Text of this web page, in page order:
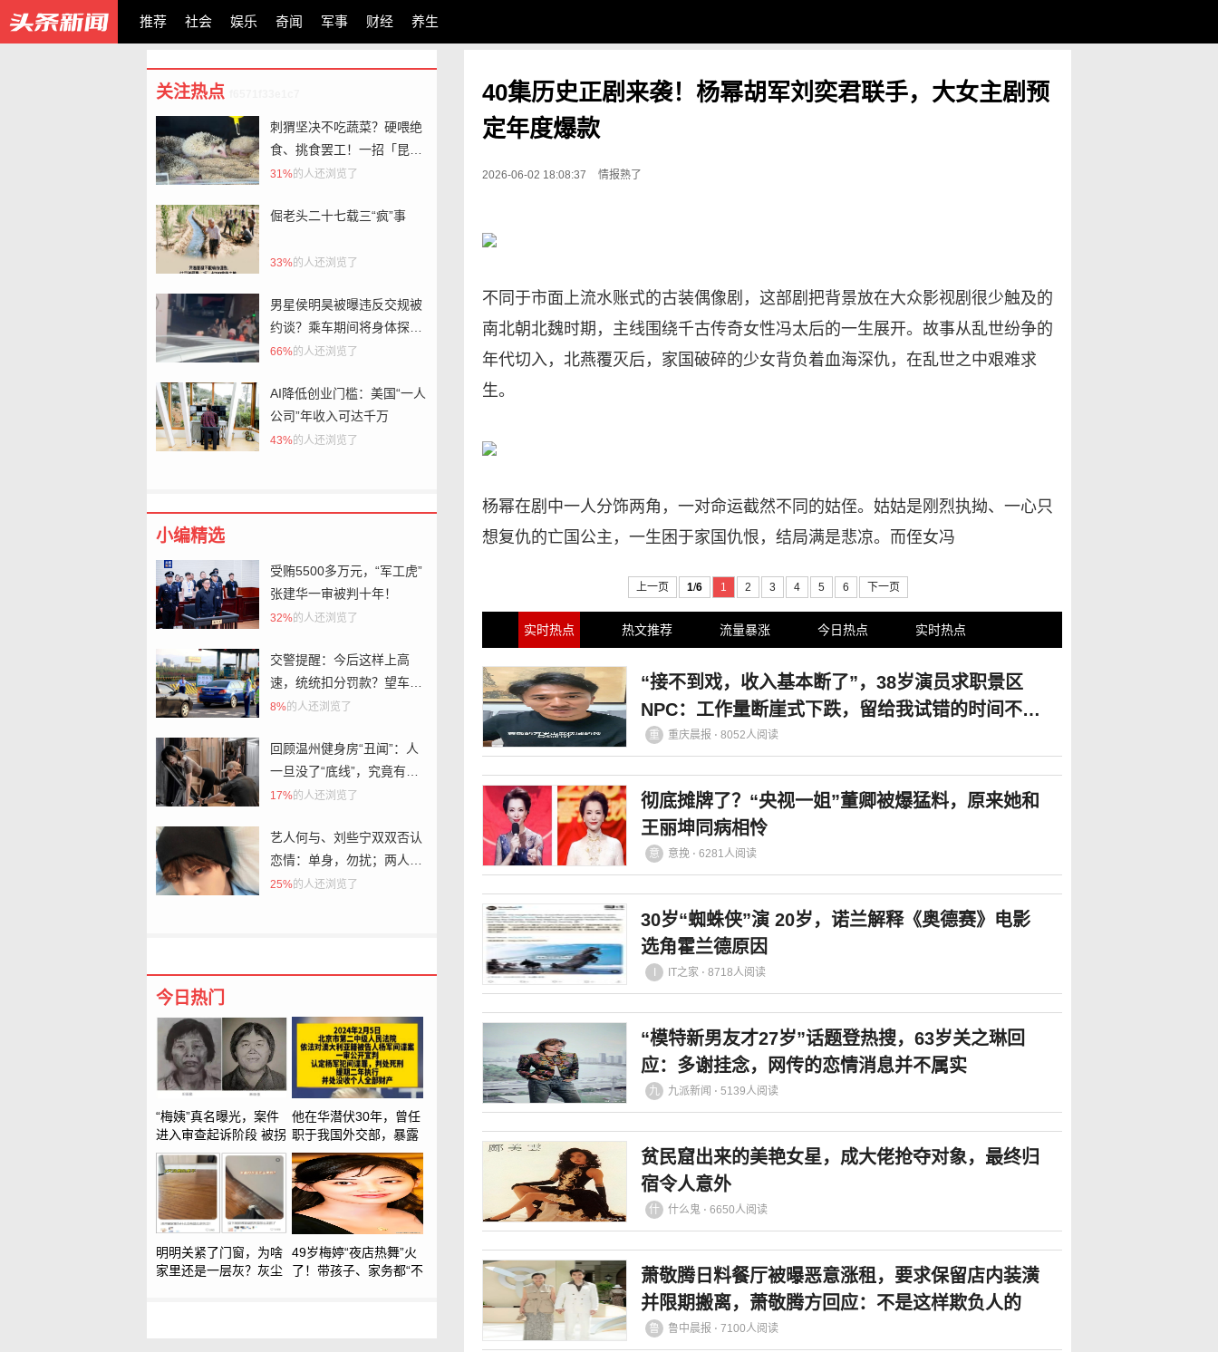
推荐 社会 娱乐 奇闻 军事 财经 养生
关注热点
刺猬坚决不吃蔬菜？硬喂绝
食、挑食罢工！一招「昆虫
泥拌菜」轻松驯食
31%的人还浏览了
倔老头二十七载三“疯”事
33%的人还浏览了
男星侯明昊被曝违反交规被
约谈？乘车期间将身体探出
车辆与粉丝打招呼，当地交
66%的人还浏览了
AI降低创业门槛：美国“一人
公司”年收入可达千万
43%的人还浏览了
小编精选
受贿5500多万元，“军工虎”
张建华一审被判十年！
32%的人还浏览了
交警提醒：今后这样上高
速，统统扣分罚款？望车主
互相告知
8%的人还浏览了
回顾温州健身房“丑闻”：人
一旦没了“底线”，究竟有多
可怕？
17%的人还浏览了
艺人何与、刘些宁双双否认
恋情：单身，勿扰；两人绯
闻已持续三年
25%的人还浏览了
今日热门
“梅姨”真名曝光，案件
进入审查起诉阶段 被拐
儿童家属：梅姨已经是
老年人
他在华潜伏30年，曾任
职于我国外交部，暴露
后澳总理亲自出面捞人
明明关紧了门窗，为啥
家里还是一层灰？灰尘
49岁梅婷“夜店热舞”火
了！带孩子、家务都“不
40集历史正剧来袭！杨幂胡军刘奕君联手，大女主剧预
定年度爆款
2026-06-02 18:08:37 情报熟了
不同于市面上流水账式的古装偶像剧，这部剧把背景放在大众影视剧很少触及的
南北朝北魏时期，主线围绕千古传奇女性冯太后的一生展开。故事从乱世纷争的
年代切入，北燕覆灭后，家国破碎的少女背负着血海深仇，在乱世之中艰难求
生。
杨幂在剧中一人分饰两角，一对命运截然不同的姑侄。姑姑是刚烈执拗、一心只
想复仇的亡国公主，一生困于家国仇恨，结局满是悲凉。而侄女冯
上一页 1/6 1 2 3 4 5 6 下一页
实时热点 热文推荐 流量暴涨 今日热点 实时热点
“接不到戏，收入基本断了”，38岁演员求职景区
NPC：工作量断崖式下跌，留给我试错的时间不多
了
重 重庆晨报 ⋅ 8052人阅读
彻底摊牌了？“央视一姐”董卿被爆猛料，原来她和
王丽坤同病相怜
意 意挽 ⋅ 6281人阅读
30岁“蜘蛛侠”演 20岁，诺兰解释《奥德赛》电影
选角霍兰德原因
I IT之家 ⋅ 8718人阅读
“模特新男友才27岁”话题登热搜，63岁关之琳回
应：多谢挂念，网传的恋情消息并不属实
九 九派新闻 ⋅ 5139人阅读
贫民窟出来的美艳女星，成大佬抢夺对象，最终归
宿令人意外
什 什么鬼 ⋅ 6650人阅读
萧敬腾日料餐厅被曝恶意涨租，要求保留店内装潢
并限期搬离，萧敬腾方回应：不是这样欺负人的
鲁 鲁中晨报 ⋅ 7100人阅读